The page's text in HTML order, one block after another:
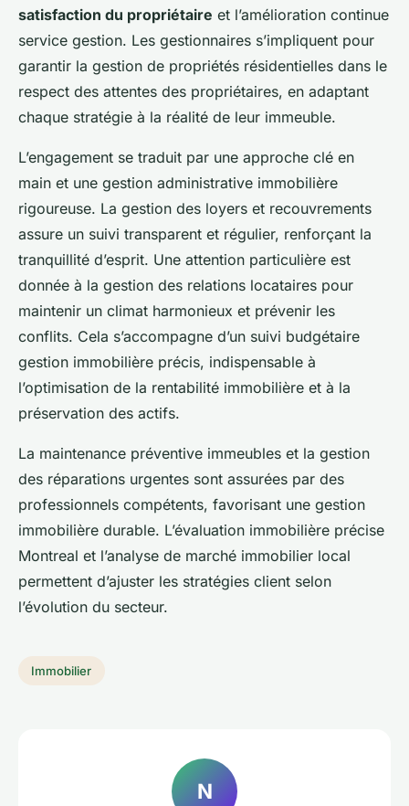
satisfaction du propriétaire et l’amélioration continue
service gestion. Les gestionnaires s’impliquent pour
garantir la gestion de propriétés résidentielles dans le
respect des attentes des propriétaires, en adaptant
chaque stratégie à la réalité de leur immeuble.
L’engagement se traduit par une approche clé en
main et une gestion administrative immobilière
rigoureuse. La gestion des loyers et recouvrements
assure un suivi transparent et régulier, renforçant la
tranquillité d’esprit. Une attention particulière est
donnée à la gestion des relations locataires pour
maintenir un climat harmonieux et prévenir les
conflits. Cela s’accompagne d’un suivi budgétaire
gestion immobilière précis, indispensable à
l’optimisation de la rentabilité immobilière et à la
préservation des actifs.
La maintenance préventive immeubles et la gestion
des réparations urgentes sont assurées par des
professionnels compétents, favorisant une gestion
immobilière durable. L’évaluation immobilière précise
Montreal et l’analyse de marché immobilier local
permettent d’ajuster les stratégies client selon
l’évolution du secteur.
Immobilier
N